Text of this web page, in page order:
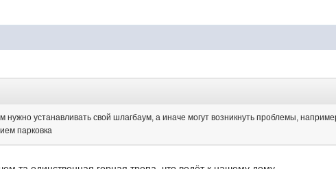
нужно устанавливать свой шлагбаум, а иначе могут возникнуть проблемы,
парковка